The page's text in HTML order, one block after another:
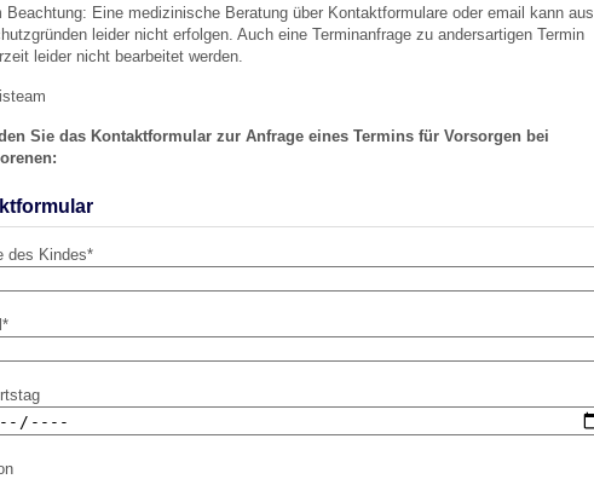
Beachtung: Eine medizinische Beratung über Kontaktformulare oder email kann aus
leider nicht erfolgen. Auch eine Terminanfrage zu andersartigen Termin
leider nicht bearbeitet werden.
Sie das Kontaktformular zur Anfrage eines Termins für Vorsorgen bei
des Kindes*